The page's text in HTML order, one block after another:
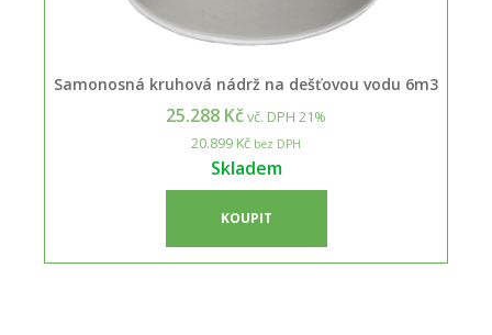
Samonosná kruhová nádrž na dešťovou vodu 6m3
25.288 Kčvč. DPH 21%
20.899 Kč bez DPH
Skladem
KOUPIT